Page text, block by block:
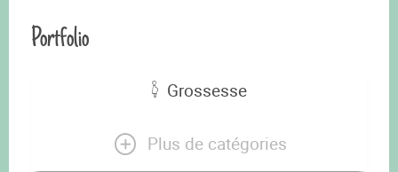
Portfolio
Grossesse
Plus de catégories